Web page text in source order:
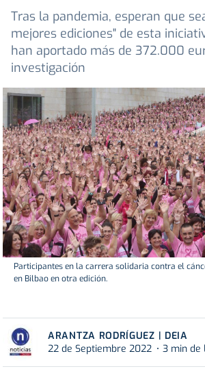
Tras la pandemia, esperan que
mejores ediciones" de esta
han aportado más de 372.000
investigación
Participantes en la carrera solidaria contra el
en Bilbao en otra edición.
ARANTZA RODRÍGUEZ | DEIA
22 de Septiembre 2022
3 min de